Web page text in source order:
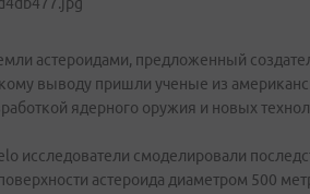
астероидами, предложенный
выводу пришли ученые из
ядерного оружия и новых
исследователи смоделировали
астероида диаметром 500